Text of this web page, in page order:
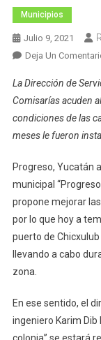
Municipios
Julio 9, 2021
Deja Un
La Dirección de
Comisarías acuden
condiciones de las
meses le fueron
Progreso, Yucatán
municipal
propone mejorar
por lo que hoy a
puerto de
llevando a cabo
zona.
En ese sentido, el
ingeniero Karim Dib